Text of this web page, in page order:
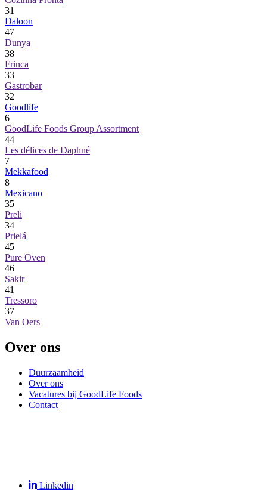
31
Daloon
47
Dunya
38
Frinca
33
Gastrobar
32
Goodlife
6
GoodLife Foods Group Assortment
44
Les délices de Daphné
7
Mekkafood
8
Mexicano
35
Preli
34
Prielá
45
Pure Oven
46
Sakir
41
Tressoro
37
Van Oers
Over ons
Duurzaamheid
Over ons
Vacatures bij GoodLife Foods
Contact
Linkedin